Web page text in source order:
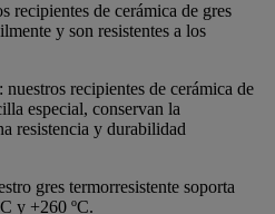
recipientes de cerámica de gres
y son resistentes a los
recipientes de cerámica de
especial, conservan la
resistencia y durabilidad
gres termorresistente soporta
y +260 ºC.